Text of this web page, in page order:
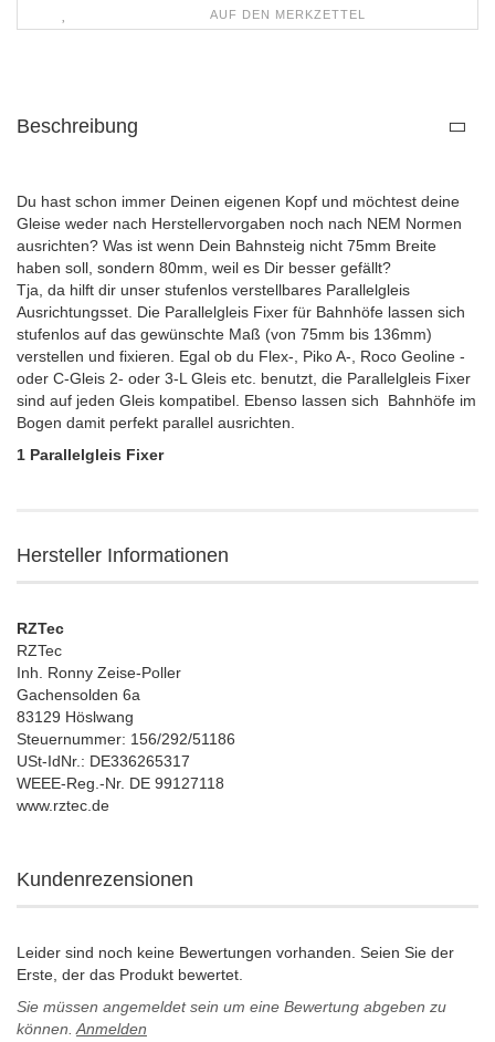
AUF DEN MERKZETTEL
Beschreibung
Du hast schon immer Deinen eigenen Kopf und möchtest deine
Gleise weder nach Herstellervorgaben noch nach NEM Normen
ausrichten? Was ist wenn Dein Bahnsteig nicht 75mm Breite
haben soll, sondern 80mm, weil es Dir besser gefällt?
Tja, da hilft dir unser stufenlos verstellbares Parallelgleis
Ausrichtungsset. Die Parallelgleis Fixer für Bahnhöfe lassen sich
stufenlos auf das gewünschte Maß (von 75mm bis 136mm)
verstellen und fixieren. Egal ob du Flex-, Piko A-, Roco Geoline -
oder C-Gleis 2- oder 3-L Gleis etc. benutzt, die Parallelgleis Fixer
sind auf jeden Gleis kompatibel. Ebenso lassen sich Bahnhöfe im
Bogen damit perfekt parallel ausrichten.
1 Parallelgleis Fixer
Hersteller Informationen
RZTec
RZTec
Inh. Ronny Zeise-Poller
Gachensolden 6a
83129 Höslwang
Steuernummer: 156/292/51186
USt-IdNr.: DE336265317
WEEE-Reg.-Nr. DE 99127118
www.rztec.de
Kundenrezensionen
Leider sind noch keine Bewertungen vorhanden. Seien Sie der
Erste, der das Produkt bewertet.
Sie müssen angemeldet sein um eine Bewertung abgeben zu
können. Anmelden